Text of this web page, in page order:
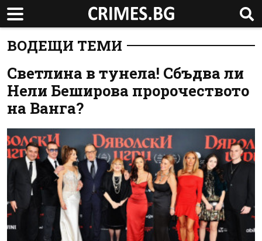
ВОДЕЩИ ТЕМИ
Светлина в тунела! Сбъдва ли
Нели Беширова пророчеството
на Ванга?